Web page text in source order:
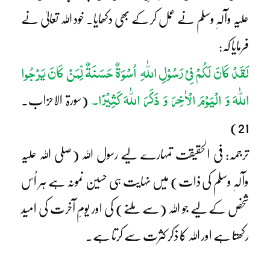
علیہ وآلہٖ وسلم نے عمل کر کے بھی دکھایا۔ خود اللہ تعالیٰ نے
فرمایا کہ:
لَقَدْ کَانَ لَکُمْ فِیْ رَسُوْلِ اللّٰہِ اُسْوَۃٌ حَسَنَۃٌ لِّمَنْ کَانَ یَرْجُوا
اللّٰہَ وَ الْیَوْمَ الْاٰخِرَ وَ ذَکَرَ اللّٰہَ کَثِیْرًا۔ (سورۃ الاحزاب۔
21)
ترجمہ: فی الحقیقت تمہارے لیے رسول اللہ (صلی اللہ علیہ
وآلہٖ وسلم کی ذات) میں نہایت ہی حسین نمونہ ہے ہر اُس
شخص کے لیے جو اللہ (سے ملنے) کی اور یومِ آخرت کی امید
رکھتا ہے اور اللہ کا ذکر کثرت سے کرتا ہے۔